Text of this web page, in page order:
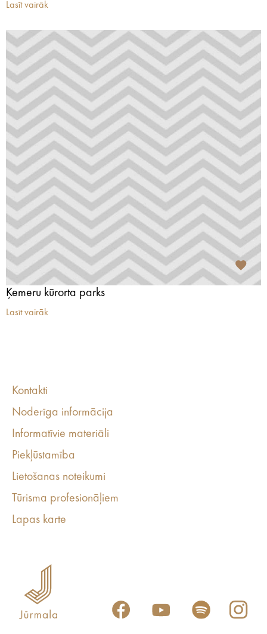
Lasīt vairāk
Ķemeru kūrorta parks
Lasīt vairāk
Kontakti
Noderīga informācija
Informatīvie materiāli
Piekļūstamība
Lietošanas noteikumi
Tūrisma profesionāļiem
Lapas karte